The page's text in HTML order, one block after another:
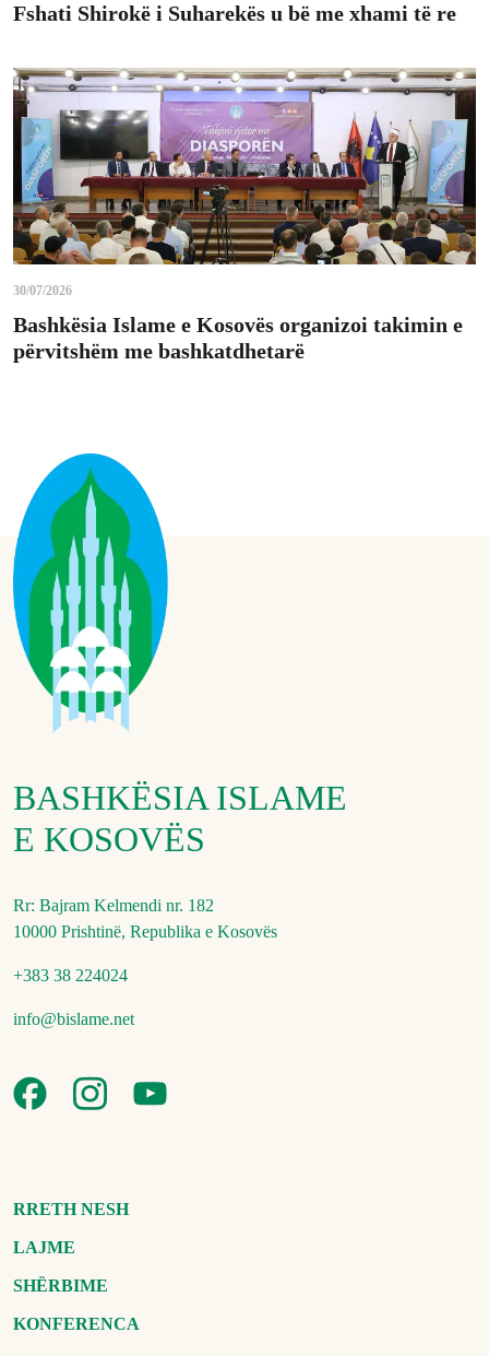
Fshati Shirokë i Suharekës u bë me xhami të re
30/07/2026
Bashkësia Islame e Kosovës organizoi takimin e
përvitshëm me bashkatdhetarë
BASHKËSIA ISLAME
E KOSOVËS
Rr: Bajram Kelmendi nr. 182
10000 Prishtinë, Republika e Kosovës
+383 38 224024
info@bislame.net
RRETH NESH
LAJME
SHËRBIME
KONFERENCA